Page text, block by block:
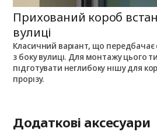
Прихований короб
вулиці
Класичний варіант, що передбачає
з боку вулиці. Для монтажу цього
підготувати неглибоку нішу для
прорізу.
Додаткові аксесуари